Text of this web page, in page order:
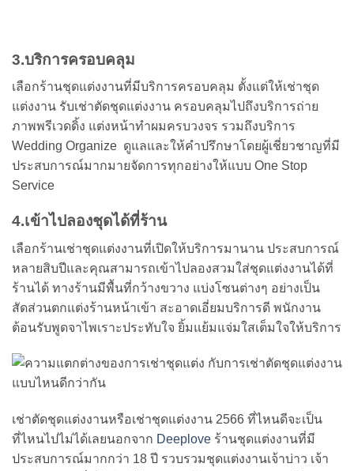
3.บริการครอบคลุม
เลือกร้านชุดแต่งงานที่มีบริการครอบคลุม ตั้งแต่ให้เช่าชุด
แต่งงาน รับเช่าตัดชุดแต่งงาน ครอบคลุมไปถึงบริการถ่าย
ภาพพรีเวดดิ้ง แต่งหน้าทำผมครบวงจร รวมถึงบริการ
Wedding Organize ดูแลและให้คำปรึกษาโดยผู้เชี่ยวชาญที่มี
ประสบการณ์มากมายจัดการทุกอย่างให้แบบ One Stop
Service
4.เข้าไปลองชุดได้ที่ร้าน
เลือกร้านเช่าชุดแต่งงานที่เปิดให้บริการมานาน ประสบการณ์
หลายสิบปีและคุณสามารถเข้าไปลองสวมใส่ชุดแต่งงานได้ที่
ร้านได้ ทางร้านมีพื้นที่กว้างขวาง แบ่งโซนต่างๆ อย่างเป็น
สัดส่วนตกแต่งร้านหน้าเข้า สะอาดเอี่ยมบริการดี พนักงาน
ต้อนรับพูดจาไพเราะประทับใจ ยิ้มแย้มแจ่มใสเต็มใจให้บริการ
เช่าตัดชุดแต่งงานหรือเช่าชุดแต่งงาน 2566 ที่ไหนดีจะเป็น
ที่ไหนไปไม่ได้เลยนอกจาก Deeplove ร้านชุดแต่งงานที่มี
ประสบการณ์มากกว่า 18 ปี รวบรวมชุดแต่งงานเจ้าบ่าว เจ้า